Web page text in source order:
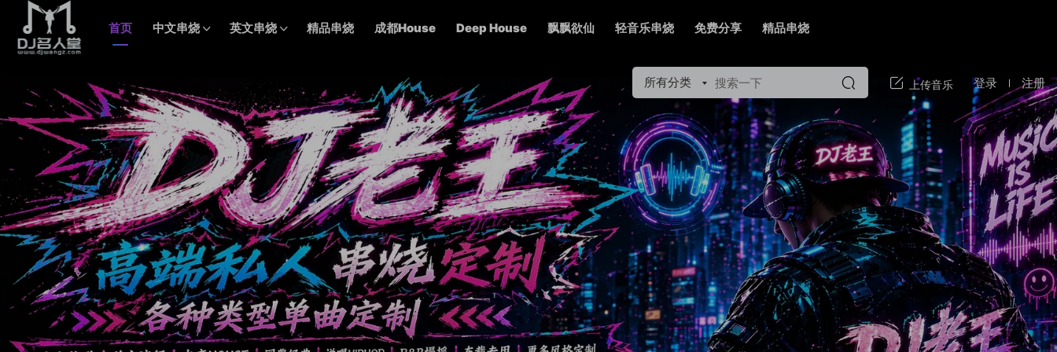
首页 中文串烧 英文串烧 精品串烧 成都House Deep House 飘飘欲仙 轻音乐串烧 免费分享 精品串烧
所有分类 登录 注册